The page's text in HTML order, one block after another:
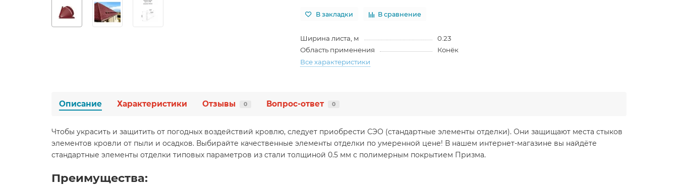
В закладки В сравнение
Ширина листа, м
0.23
Область применения
Конёк
Все характеристики
Описание Характеристики Отзывы 0 Вопрос-ответ 0
Чтобы украсить и защитить от погодных воздействий кровлю, следует приобрести СЭО (стандартные элементы отделки). Они защищают места стыков
элементов кровли от пыли и осадков. Выбирайте качественные элементы отделки по умеренной цене! В нашем интернет-магазине вы найдёте
стандартные элементы отделки типовых параметров из стали толщиной 0.5 мм с полимерным покрытием Призма.
Преимущества: